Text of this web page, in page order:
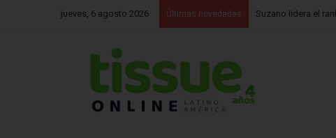
jueves, 6 agosto 2026 Últimas novedades Kimberly-Clark